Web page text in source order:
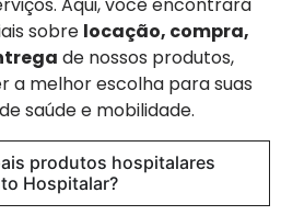
Aqui, você encontrará
sobre locação, compra,
de nossos produtos,
a melhor escolha para suas
saúde e mobilidade.
produtos hospitalares
Hospitalar?